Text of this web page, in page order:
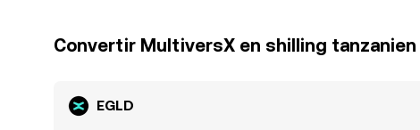
Convertir MultiversX en shilling tanzanien
EGLD